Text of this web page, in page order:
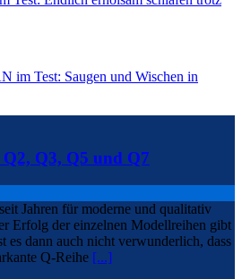
im Test: Saugen und Wischen in
Q3, Q5 und Q7
Jahren für moderne und qualitativ
Erfolg der einzelnen Modellreihen gibt
es dann auch nicht verwunderlich, dass
Q-Reihe [...]